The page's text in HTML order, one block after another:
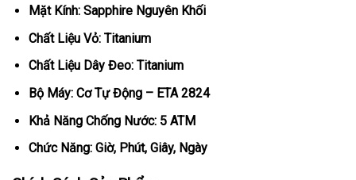
Mặt Kính: Sapphire Nguyên Khối
Chất Liệu Vỏ: Titanium
Chất Liệu Dây Đeo: Titanium
Bộ Máy: Cơ Tự Động – ETA 2824
Khả Năng Chống Nước: 5 ATM
Chức Năng: Giờ, Phút, Giây, Ngày